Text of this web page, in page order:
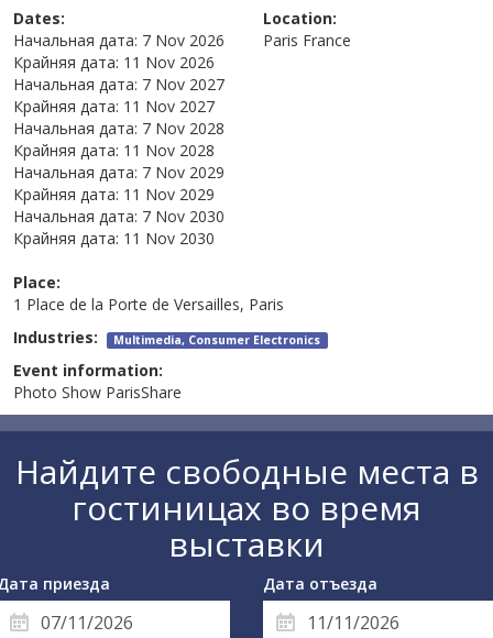
Dates:
Начальная дата: 7 Nov 2026
Крайняя дата: 11 Nov 2026
Начальная дата: 7 Nov 2027
Крайняя дата: 11 Nov 2027
Начальная дата: 7 Nov 2028
Крайняя дата: 11 Nov 2028
Начальная дата: 7 Nov 2029
Крайняя дата: 11 Nov 2029
Начальная дата: 7 Nov 2030
Крайняя дата: 11 Nov 2030
Location:
Paris France
Place:
1 Place de la Porte de Versailles, Paris
Industries: Multimedia, Consumer Electronics
Event information:
Photo Show ParisShare
Найдите свободные места в
гостиницах во время
выставки
приезда Дата отъезда